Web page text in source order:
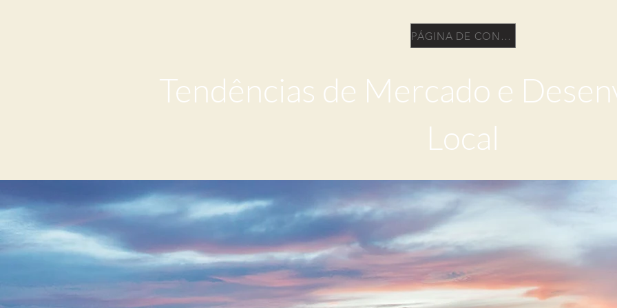
PÁGINA DE CONTEÚDO
Tendências de Mercado e
Local